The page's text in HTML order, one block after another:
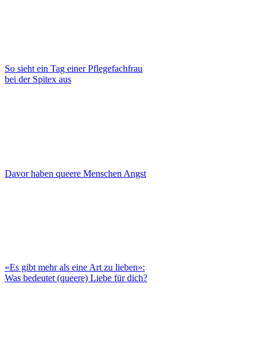
So sieht ein Tag einer Pflegefachfrau
bei der Spitex aus
Davor haben queere Menschen Angst
«Es gibt mehr als eine Art zu lieben»:
Was bedeutet (queere) Liebe für dich?